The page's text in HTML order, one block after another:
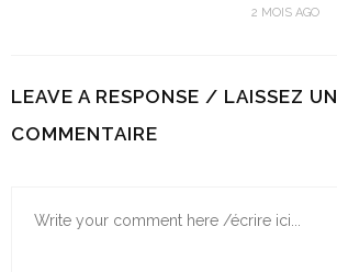
2 MOIS AGO
LEAVE A RESPONSE / LAISSEZ UN
COMMENTAIRE